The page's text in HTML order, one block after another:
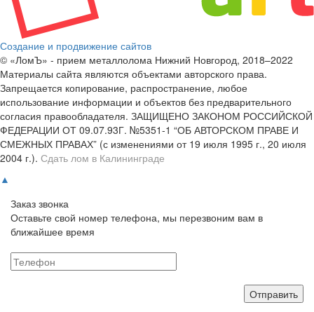
Создание и продвижение сайтов
© «ЛомЪ» - прием металлолома Нижний Новгород, 2018–2022
Материалы сайта являются объектами авторского права.
Запрещается копирование, распространение, любое
использование информации и объектов без предварительного
согласия правообладателя. ЗАЩИЩЕНО ЗАКОНОМ РОССИЙСКОЙ
ФЕДЕРАЦИИ ОТ 09.07.93Г. №5351-1 “ОБ АВТОРСКОМ ПРАВЕ И
СМЕЖНЫХ ПРАВАХ” (с изменениями от 19 июля 1995 г., 20 июля
2004 г.). Сдать лом в Калининграде
▲
Заказ звонка
Оставьте свой номер телефона, мы перезвоним вам в
ближайшее время